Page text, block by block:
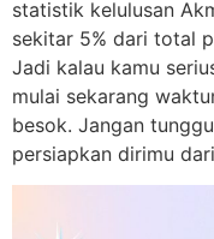
statistik kelulusan
sekitar 5% dari total
Jadi kalau kamu
mulai sekarang
besok. Jangan
persiapkan dirimu